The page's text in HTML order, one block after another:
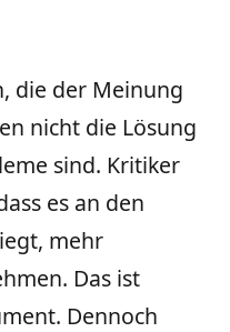
die der Meinung
nicht die Lösung
sind. Kritiker
es an den
mehr
Das ist
Dennoch